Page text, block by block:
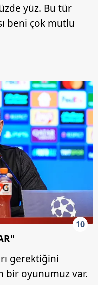
yüz. Bu tür
beni çok mutlu
10
gerektiğini
bir oyunumuz var.